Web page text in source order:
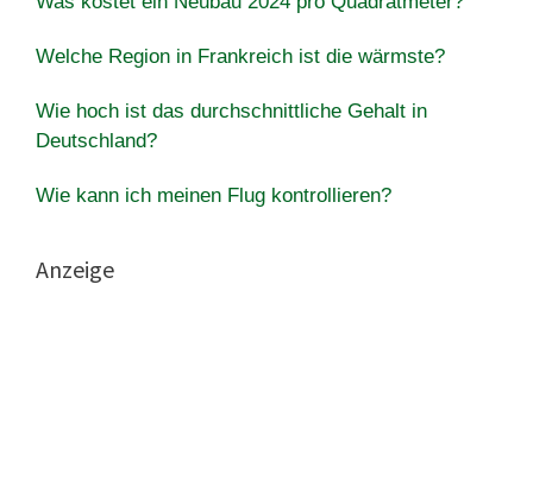
Welche Region in Frankreich ist die wärmste?
Wie hoch ist das durchschnittliche Gehalt in
Deutschland?
Wie kann ich meinen Flug kontrollieren?
Anzeige